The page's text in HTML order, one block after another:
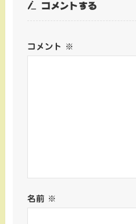
コメントする
コメント ※
名前 ※